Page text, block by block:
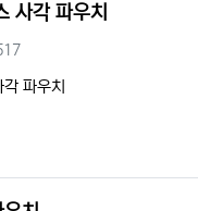
사각 파우치
파우치